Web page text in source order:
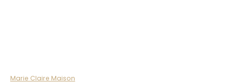
Marie Claire Maison